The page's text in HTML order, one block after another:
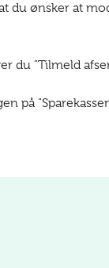
ønsker at
du "Tilmeld
på